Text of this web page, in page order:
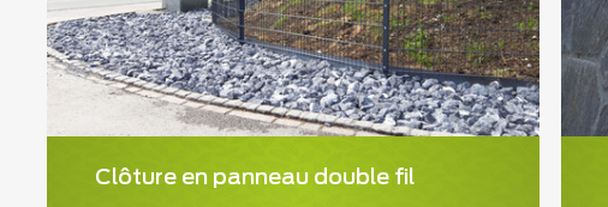
Clôture en panneau double fil